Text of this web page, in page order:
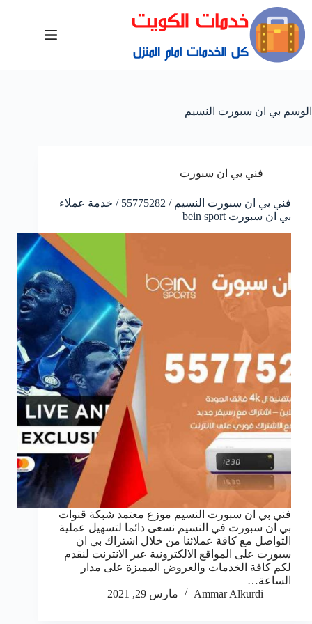
الوسم بي ان سبورت النسيم
فني بي ان سبورت
فني بي ان سبورت النسيم / 55775282 / خدمة عملاء
بي ان سبورت bein sport
فني بي ان سبورت النسيم موزع معتمد شبكة قنوات
بي ان سبورت في النسيم نسعى دائما لتسهيل عملية
التواصل مع كافة عملائنا من خلال اشتراك بي ان
سبورت على المواقع الالكترونية عبر الانترنت لنقدم
لكم كافة الخدمات والعروض المميزة على مدار
الساعة…
Ammar Alkurdi
مارس 29, 2021